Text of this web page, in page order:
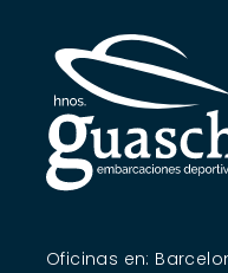
Oficinas en: